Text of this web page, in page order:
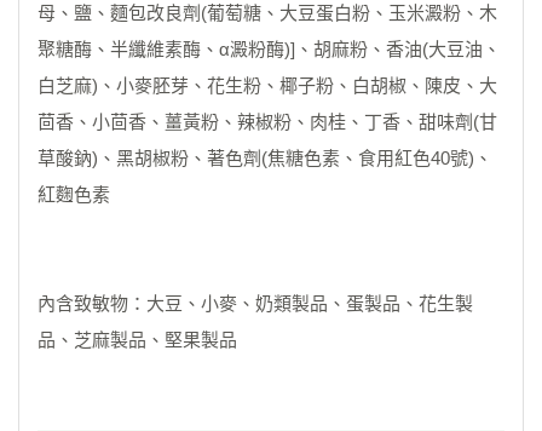
母、鹽、麵包改良劑(葡萄糖、大豆蛋白粉、玉米澱粉、木
聚糖酶、半纖維素酶、α澱粉酶)]、胡麻粉、香油(大豆油、
白芝麻)、小麥胚芽、花生粉、椰子粉、白胡椒、陳皮、大
茴香、小茴香、薑黃粉、辣椒粉、肉桂、丁香、甜味劑(甘
草酸鈉)、黑胡椒粉、著色劑(焦糖色素、食用紅色40號)、
紅麴色素
內含致敏物：大豆、小麥、奶類製品、蛋製品、花生製
品、芝麻製品、堅果製品